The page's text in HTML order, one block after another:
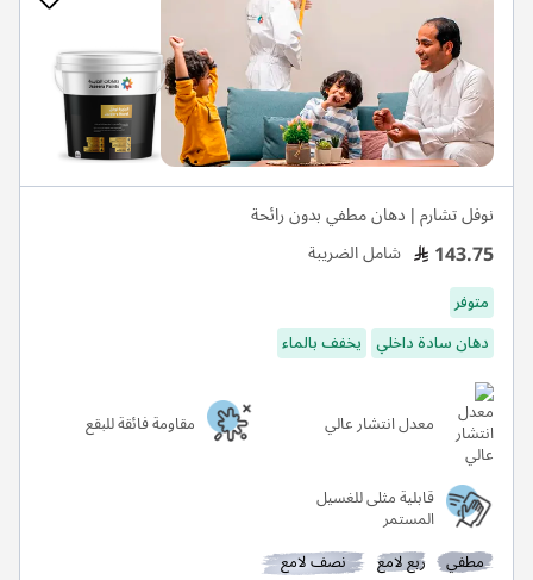
نوفل تشارم | دهان مطفي بدون رائحة
143.75 شامل الضريبة
متوفر
دهان سادة داخلي يخفف بالماء
معدل انتشار عالي مقاومة فائقة للبقع
قابلية مثلى للغسيل
المستمر
مطفي
ربع لامع نصف لامع